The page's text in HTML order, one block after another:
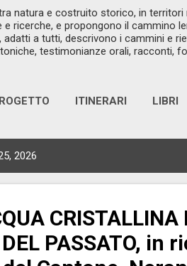
natura e costruito storico, in
ricerche, e propongono il cammino
a tutti, descrivono i cammini e
testimonianze orali, racconti,
ITINERARI LIBRI
2026
CRISTALLINA
PASSATO, in